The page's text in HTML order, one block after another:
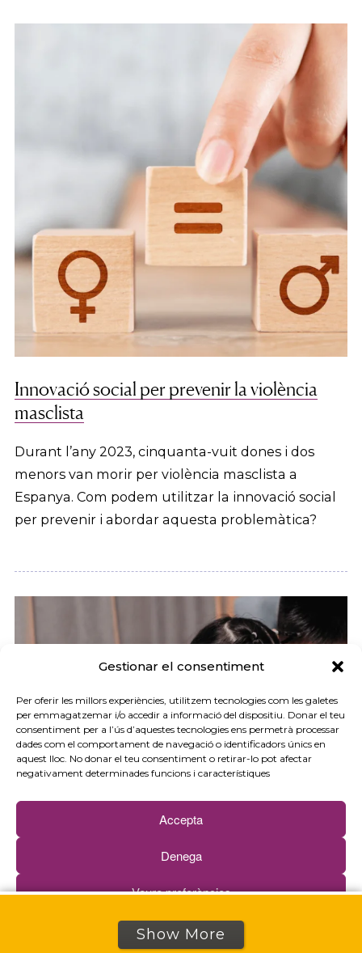
Gestionar el consentiment
Per oferir les millors experiències, utilitzem tecnologies com les galetes
per emmagatzemar i/o accedir a informació del dispositiu. Donar el teu
consentiment per a l’ús d’aquestes tecnologies ens permetrà processar
dades com el comportament de navegació o identificadors únics en
aquest lloc. No donar el teu consentiment o retirar-lo pot afectar
negativament determinades funcions i característiques
Accepta
Denega
Veure preferències
Política de cookies Política de privacitat
Innovació social per prevenir la violència
masclista
Durant l’any 2023, cinquanta-vuit dones i dos
menors van morir per violència masclista a
Espanya. Com podem utilitzar la innovació social
per prevenir i abordar aquesta problemàtica?
Show More